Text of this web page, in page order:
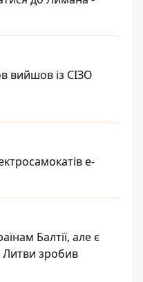
вийшов із СІЗО
e-
Балтії, але є
Литви зробив